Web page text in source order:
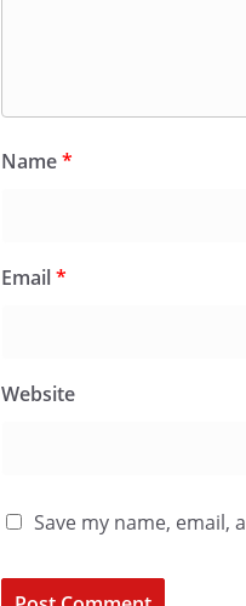
Name*
Email*
Website
Save my name,